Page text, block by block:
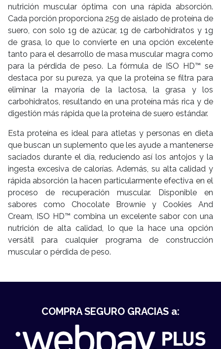
nutrición muscular óptima con una rápida absorción.
Cada porción proporciona 25g de aislado de proteína de
suero, con solo 1g de azúcar, 1g de carbohidratos y 1g
de grasa, lo que lo convierte en una opción excelente
tanto para el desarrollo de masa muscular magra como
para la pérdida de peso. La fórmula de ISO HD™ se
destaca por su pureza, ya que la proteína se filtra para
eliminar la mayoría de la lactosa, la grasa y los
carbohidratos, resultando en una proteína más rica y de
digestión más rápida que la proteína de suero estándar.
Esta proteína es ideal para atletas y personas en dieta
que buscan un suplemento que les ayude a mantenerse
saciados durante el día, reduciendo así los antojos y la
ingesta excesiva de calorías. Además, su alta calidad y
rápida absorción la hacen particularmente efectiva en el
proceso de recuperación muscular. Disponible en
sabores como Chocolate Brownie y Cookies And
Cream, ISO HD™ combina un excelente sabor con una
nutrición de alta calidad, lo que la hace una opción
versátil para cualquier programa de construcción
muscular o pérdida de peso.
COMPRA SEGURO GRACIAS a: